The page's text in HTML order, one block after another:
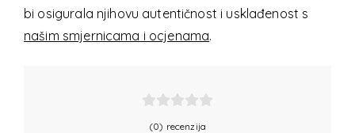
bi osigurala njihovu autentičnost i usklađenost s
našim smjernicama i ocjenama.
(0) recenzija